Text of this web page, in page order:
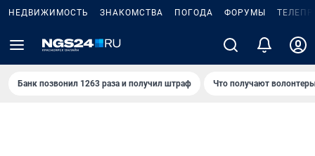
НЕДВИЖИМОСТЬ ЗНАКОМСТВА ПОГОДА ФОРУМЫ
Банк позвонил 1263 раза и получил штраф Что получают